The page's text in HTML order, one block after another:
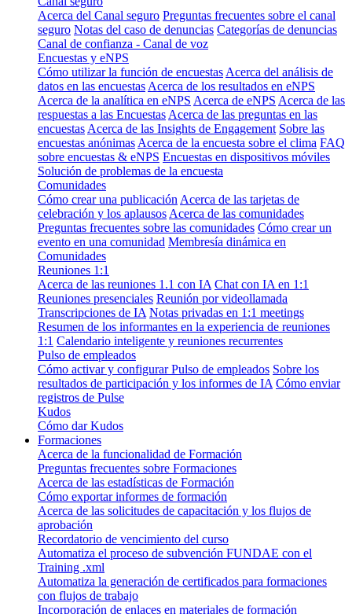
Acerca del Canal seguro Preguntas frecuentes sobre el canal
seguro Notas del caso de denuncias Categorías de denuncias
Canal de confianza - Canal de voz
Encuestas y eNPS
Cómo utilizar la función de encuestas Acerca del análisis de
datos en las encuestas Acerca de los resultados en eNPS
Acerca de la analítica en eNPS Acerca de eNPS Acerca de las
respuestas a las Encuestas Acerca de las preguntas en las
encuestas Acerca de las Insights de Engagement Sobre las
encuestas anónimas Acerca de la encuesta sobre el clima FAQ
sobre encuestas & eNPS Encuestas en dispositivos móviles
Solución de problemas de la encuesta
Comunidades
Cómo crear una publicación Acerca de las tarjetas de
celebración y los aplausos Acerca de las comunidades
Preguntas frecuentes sobre las comunidades Cómo crear un
evento en una comunidad Membresía dinámica en
Comunidades
Reuniones 1:1
Acerca de las reuniones 1.1 con IA Chat con IA en 1:1
Reuniones presenciales Reunión por videollamada
Transcripciones de IA Notas privadas en 1:1 meetings
Resumen de los informantes en la experiencia de reuniones
1:1 Calendario inteligente y reuniones recurrentes
Pulso de empleados
Cómo activar y configurar Pulso de empleados Sobre los
resultados de participación y los informes de IA Cómo enviar
registros de Pulse
Kudos
Cómo dar Kudos
Formaciones
Acerca de la funcionalidad de Formación
Preguntas frecuentes sobre Formaciones
Acerca de las estadísticas de Formación
Cómo exportar informes de formación
Acerca de las solicitudes de capacitación y los flujos de
aprobación
Recordatorio de vencimiento del curso
Automatiza el proceso de subvención FUNDAE con el
Training .xml
Automatiza la generación de certificados para formaciones
con flujos de trabajo
Incorporación de enlaces en materiales de formación